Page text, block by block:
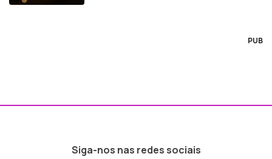
PUB
Siga-nos nas redes sociais